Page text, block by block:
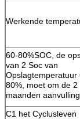
Werkende
60-80%SOC, de
van 2 Soc van
Opslagtemperatuur
80%, moet om de 2
maanden aanvulling
C1 het Cyclusleven